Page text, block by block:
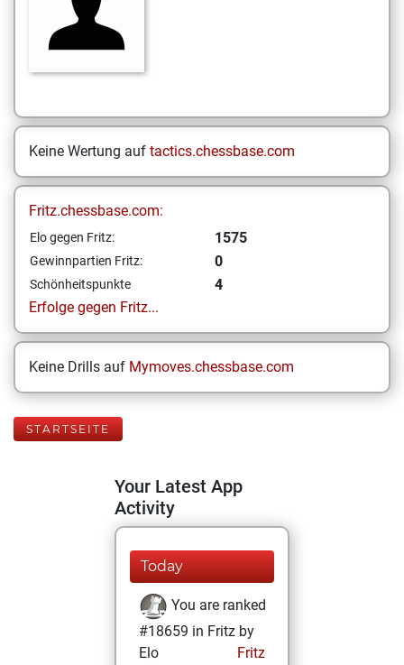
Keine Wertung auf tactics.chessbase.com
Fritz.chessbase.com:
Elo gegen Fritz: 1575
Gewinnpartien Fritz: 0
Schönheitspunkte
4
Erfolge gegen Fritz...
Keine Drills auf Mymoves.chessbase.com
STARTSEITE
Your Latest App
Activity
Today
You are ranked
#18659 in Fritz by
Elo
Fritz